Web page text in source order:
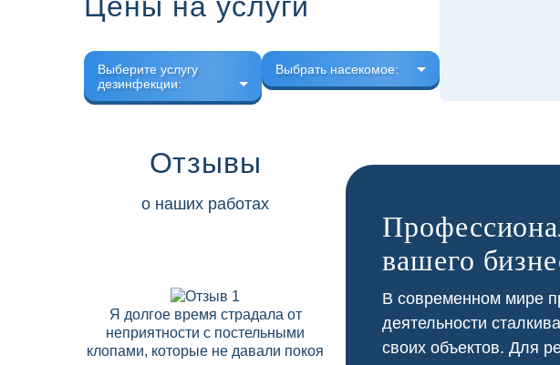
Выберите услугу
дезинфекции:
Выбрать насекомое:
Отзывы
о наших работах
Я долгое время страдала от
неприятности с постельными
клопами, которые не давали покоя
скапливались тараканы из
соседних нежилых помещений.
вашего
В современном мире
деятельности
своих объектов. Для